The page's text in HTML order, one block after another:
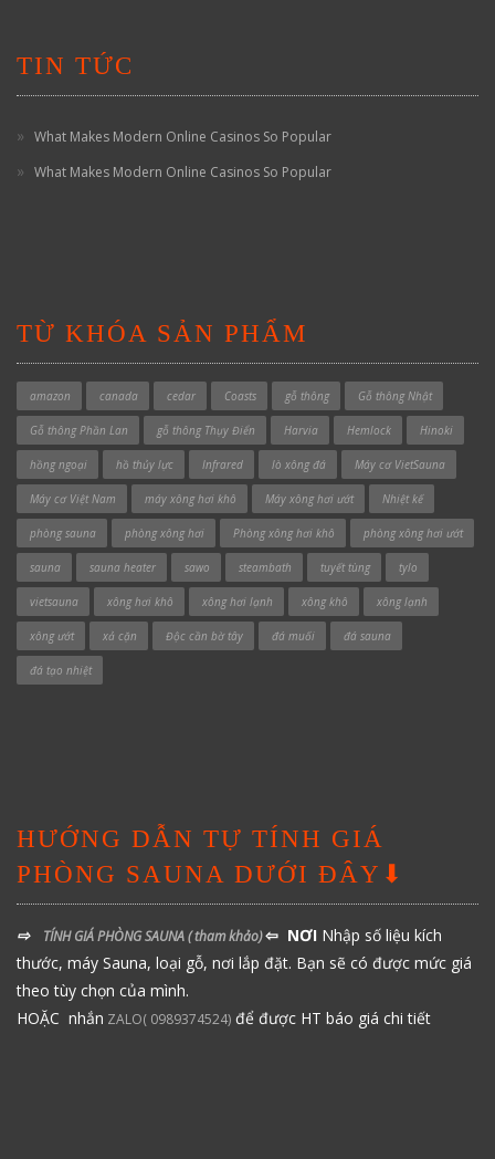
TIN TỨC
What Makes Modern Online Casinos So Popular
What Makes Modern Online Casinos So Popular
TỪ KHÓA SẢN PHẨM
amazon canada cedar Coasts gỗ thông Gỗ thông Nhật
Gỗ thông Phần Lan gỗ thông Thụy Điển Harvia Hemlock Hinoki
hồng ngoại hồ thủy lực Infrared lò xông đá Máy cơ VietSauna
Máy cơ Việt Nam máy xông hơi khô Máy xông hơi ướt Nhiệt kế
phòng sauna phòng xông hơi Phòng xông hơi khô phòng xông hơi ướt
sauna sauna heater sawo steambath tuyết tùng tylo
vietsauna xông hơi khô xông hơi lạnh xông khô xông lạnh
xông ướt xả cặn Độc cần bờ tây đá muối đá sauna
đá tạo nhiệt
HƯỚNG DẪN TỰ TÍNH GIÁ
PHÒNG SAUNA DƯỚI ĐÂY⬇
⇨ TÍNH GIÁ PHÒNG SAUNA( tham khảo)⇦ NƠI Nhập số liệu kích
thước, máy Sauna, loại gỗ, nơi lắp đặt. Bạn sẽ có được mức giá
theo tùy chọn của mình.
HOẶC nhắn ZALO( 0989374524) để được HT báo giá chi tiết